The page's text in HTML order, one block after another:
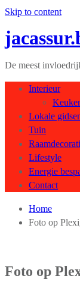
Skip to content
De meest
Interieur
Lokale
Tuin
Lifestyle
Energie
Contact
Home
Foto op
Foto op